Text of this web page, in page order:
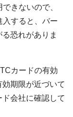
きないので、
すると、バー
恐れがありま
カードの有効
期限が近づいて
会社に確認して